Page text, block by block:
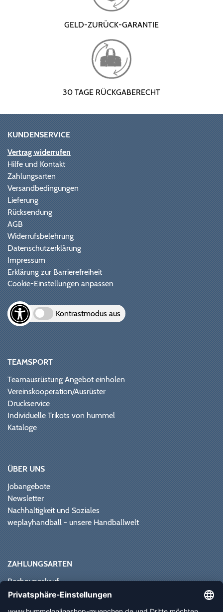
GELD-ZURÜCK-GARANTIE
30 TAGE RÜCKGABERECHT
KUNDENSERVICE
Vertrag widerrufen
Hilfe und Kontakt
Zahlungsarten
Versandbedingungen
Lieferung
Rücksendung
AGB
Widerrufsbelehrung
Datenschutzerklärung
Impressum
Erklärung zur Barrierefreiheit
Cookie-Einstellungen anpassen
Kontrastmodus aus
TEAMSPORT
Teamausrüstung Angebot einholen
Vereinskooperation/Ausrüster
Druckservice
Individuelle Trikots von hummel
Kataloge
ÜBER UNS
Jobangebote
Newsletter
Nachhaltigkeit und Soziales
weplayhandball - unsere Handballwelt
ZAHLUNGSARTEN
Rechnungskauf
Paypal